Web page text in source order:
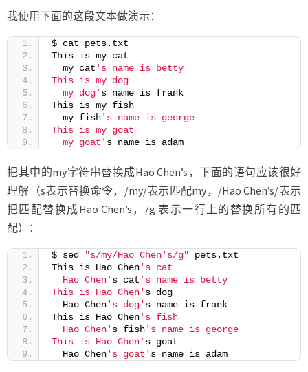
我使用下面的这段文本做演示：
$ cat pets.txt
This is my cat
  my cat
's name is betty
This is my dog
  my dog'
s name is frank
This is my fish
  my fish
's name is george
This is my goat
  my goat'
s name is adam
把其中的my字符串替换成Hao Chen’s，下面的语句应该很好
理解（s表示替换命令，/my/表示匹配my，/Hao Chen’s/表示
把匹配替换成Hao Chen’s，/g 表示一行上的替换所有的匹
配）：
$ sed "s/my/Hao Chen's/g" pets.txt
This is Hao Chen's cat
  Hao Chen'
s cat 's name is betty
This is Hao Chen' s dog
  Hao Chen
's dog' s name is frank
This is Hao Chen's fish
  Hao Chen'
s fish's name is george
This is Hao Chen' s goat
  Hao Chen
's goat' s name is adam